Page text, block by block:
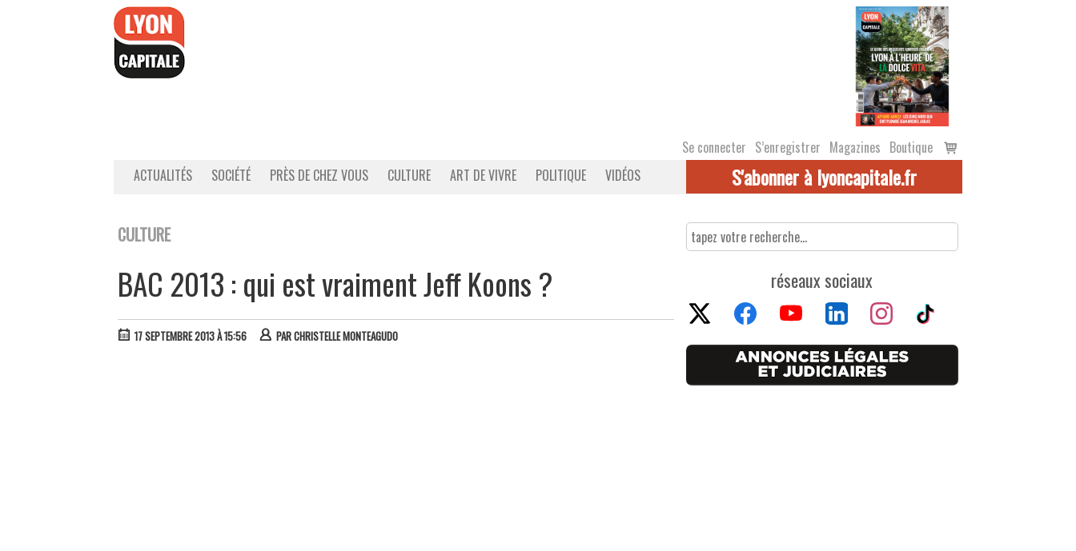
Se connecter S’enregistrer Magazines Boutique
Voir
le
ACTUALITÉS SOCIÉTÉ PRÈS DE CHEZ VOUS CULTURE ART DE VIVRE POLITIQUE VIDÉOS S'abonner à lyoncapitale.fr
CULTURE
BAC 2013 : qui est vraiment Jeff Koons ?
17 SEPTEMBRE 2013 À 15:56 PARCHRISTELLE MONTEAGUDO
réseaux sociaux